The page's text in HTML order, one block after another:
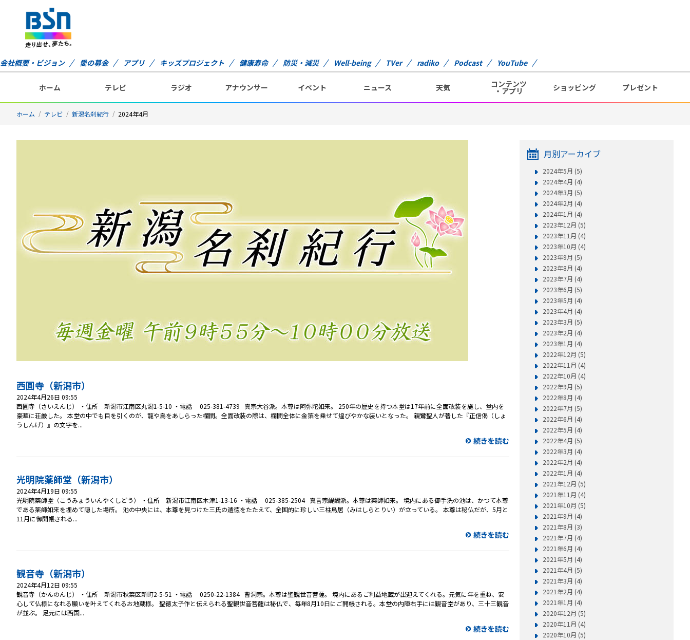
会社概要・ビジョン 愛の募金 アプリ キッズプロジェクト 健康寿命 防災・減災 Well-being TVer radiko Podcast YouTube
ホーム テレビ ラジオ アナウンサー イベント ニュース 天気 コンテンツ
・アプリ ショッピング プレゼント
ホーム テレビ 新潟名刹紀行 2024年4月
西圓寺（新潟市）
2024年4月26日 09:55
西圓寺（さいえんじ） ・住所 新潟市江南区丸潟1-5-10 ・電話 025-381-4739 真宗大谷派。本尊は阿弥陀如来。 250年の歴史を持つ本堂は17年前に全面改装を施し、堂内を
豪華に荘厳した。 本堂の中でも目を引くのが、龍や鳥をあしらった欄間。全面改装の際は、欄間全体に金箔を乗せて煌びやかな装いとなった。 親鸞聖人が著した『正信偈（しょ
うしんげ）』の文字を...
続きを読む
光明院薬師堂（新潟市）
2024年4月19日 09:55
光明院薬師堂（こうみょういんやくしどう） ・住所 新潟市江南区木津1-13-16 ・電話 025-385-2504 真言宗醍醐派。本尊は薬師如来。 境内にある御手洗の池は、かつて本尊
である薬師如来を埋めて隠した場所。 池の中央には、本尊を見つけた三氏の遺徳をたたえて、全国的に珍しい三柱鳥居（みはしらとりい）が立っている。 本尊は秘仏だが、5月と
11月に御開帳される...
続きを読む
観音寺（新潟市）
2024年4月12日 09:55
観音寺（かんのんじ） ・住所 新潟市秋葉区新町2-5-51 ・電話 0250-22-1384 曹洞宗。本尊は聖観世音菩薩。 境内にあるご利益地蔵が出迎えてくれる。元気に年を重ね、安
心して仏様になれる願いを叶えてくれるお地蔵様。 聖徳太子作と伝えられる聖観世音菩薩は秘仏で、毎年8月10日にご開帳される。本堂の内陣右手には観音堂があり、三十三観音
が並ぶ。 足元には西国...
続きを読む
月別アーカイブ
2024年5月 (5)
2024年4月 (4)
2024年3月 (5)
2024年2月 (4)
2024年1月 (4)
2023年12月 (5)
2023年11月 (4)
2023年10月 (4)
2023年9月 (5)
2023年8月 (4)
2023年7月 (4)
2023年6月 (5)
2023年5月 (4)
2023年4月 (4)
2023年3月 (5)
2023年2月 (4)
2023年1月 (4)
2022年12月 (5)
2022年11月 (4)
2022年10月 (4)
2022年9月 (5)
2022年8月 (4)
2022年7月 (5)
2022年6月 (4)
2022年5月 (4)
2022年4月 (5)
2022年3月 (4)
2022年2月 (4)
2022年1月 (4)
2021年12月 (5)
2021年11月 (4)
2021年10月 (5)
2021年9月 (4)
2021年8月 (3)
2021年7月 (4)
2021年6月 (4)
2021年5月 (4)
2021年4月 (5)
2021年3月 (4)
2021年2月 (4)
2021年1月 (4)
2020年12月 (5)
2020年11月 (4)
2020年10月 (5)